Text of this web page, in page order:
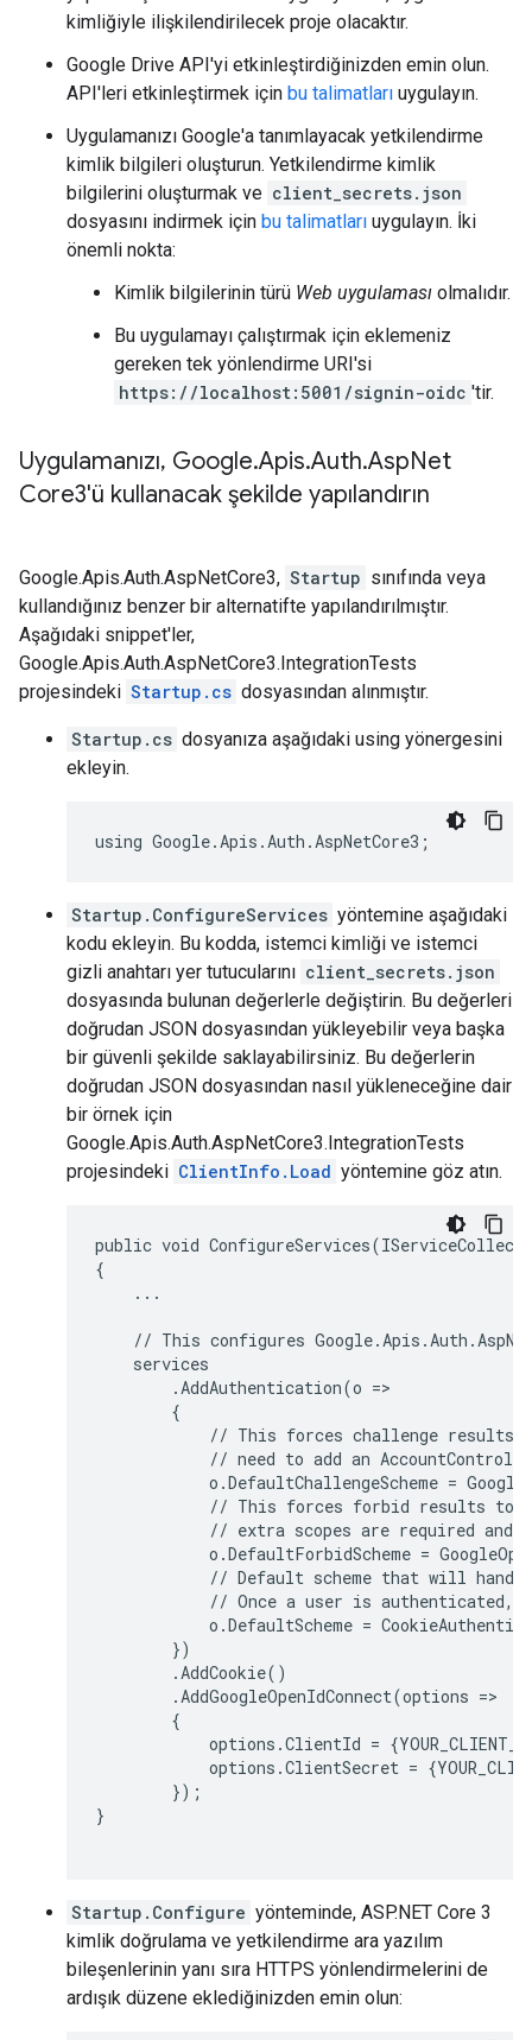
kimliğiyle ilişkilendirilecek proje olacaktır.
Google Drive API'yi etkinleştirdiğinizden emin olun.
API'leri etkinleştirmek için bu talimatları uygulayın.
Uygulamanızı Google'a tanımlayacak yetkilendirme
kimlik bilgileri oluşturun. Yetkilendirme kimlik
bilgilerini oluşturmak ve client_secrets.json
dosyasını indirmek için bu talimatları uygulayın. İki
önemli nokta:
Kimlik bilgilerinin türü Web uygulaması olmalıdır.
Bu uygulamayı çalıştırmak için eklemeniz
gereken tek yönlendirme URI'si
https://localhost:5001/signin-oidc 'tir.
Uygulamanızı, Google.Apis.Auth.AspNet
Core3'ü kullanacak şekilde yapılandırın
Google.Apis.Auth.AspNetCore3, Startup sınıfında veya
kullandığınız benzer bir alternatifte yapılandırılmıştır.
Aşağıdaki snippet'ler,
Google.Apis.Auth.AspNetCore3.IntegrationTests
projesindeki Startup.cs dosyasından alınmıştır.
Startup.cs dosyanıza aşağıdaki using yönergesini
ekleyin.
using Google.Apis.Auth.AspNetCore3;
Startup.ConfigureServices yöntemine aşağıdaki
kodu ekleyin. Bu kodda, istemci kimliği ve istemci
gizli anahtarı yer tutucularını client_secrets.json
dosyasında bulunan değerlerle değiştirin. Bu değerleri
doğrudan JSON dosyasından yükleyebilir veya başka
bir güvenli şekilde saklayabilirsiniz. Bu değerlerin
doğrudan JSON dosyasından nasıl yükleneceğine dair
bir örnek için
Google.Apis.Auth.AspNetCore3.IntegrationTests
projesindeki ClientInfo.Load yöntemine göz atın.
public void
{
    ...
// This configures
    services
        .AddAuthentication(o =>
        {
// This forces challenge results
// need to add an
o.DefaultChallengeScheme =
// This forces forbid results to
// extra scopes are required and
o.DefaultForbidScheme =
// Default scheme that will
// Once a user is authenticated,
o.DefaultScheme =
        })
        .AddCookie()
        .AddGoogleOpenIdConnect(options =>
        {
options.ClientId =
options.ClientSecret =
        });
}
Startup.Configure yönteminde, ASP.NET Core 3
kimlik doğrulama ve yetkilendirme ara yazılım
bileşenlerinin yanı sıra HTTPS yönlendirmelerini de
ardışık düzene eklediğinizden emin olun: